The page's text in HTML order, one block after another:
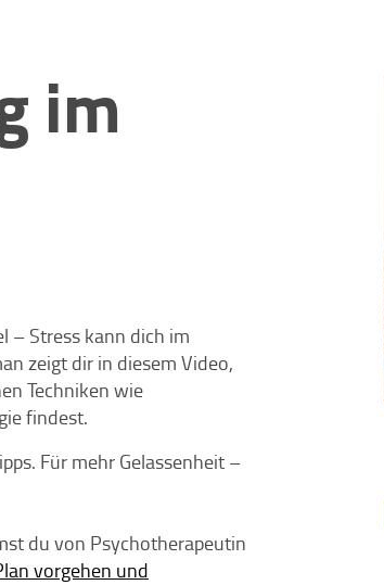
im
– Stress kann dich im
zeigt dir in diesem Video,
Techniken wie
findest.
Für mehr Gelassenheit –
du von Psychotherapeutin
vorgehen und